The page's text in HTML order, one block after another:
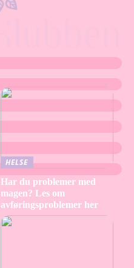
HELSE
Har du problemer med
magen? Les om
avføringsproblemer her